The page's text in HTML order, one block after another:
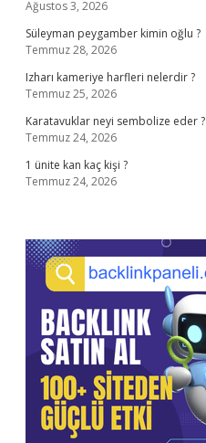
Ağustos 3, 2026
Süleyman peygamber kimin oğlu ?
Temmuz 28, 2026
Izharı kameriye harfleri nelerdir ?
Temmuz 25, 2026
Karatavuklar neyi sembolize eder ?
Temmuz 24, 2026
1 ünite kan kaç kişi ?
Temmuz 24, 2026